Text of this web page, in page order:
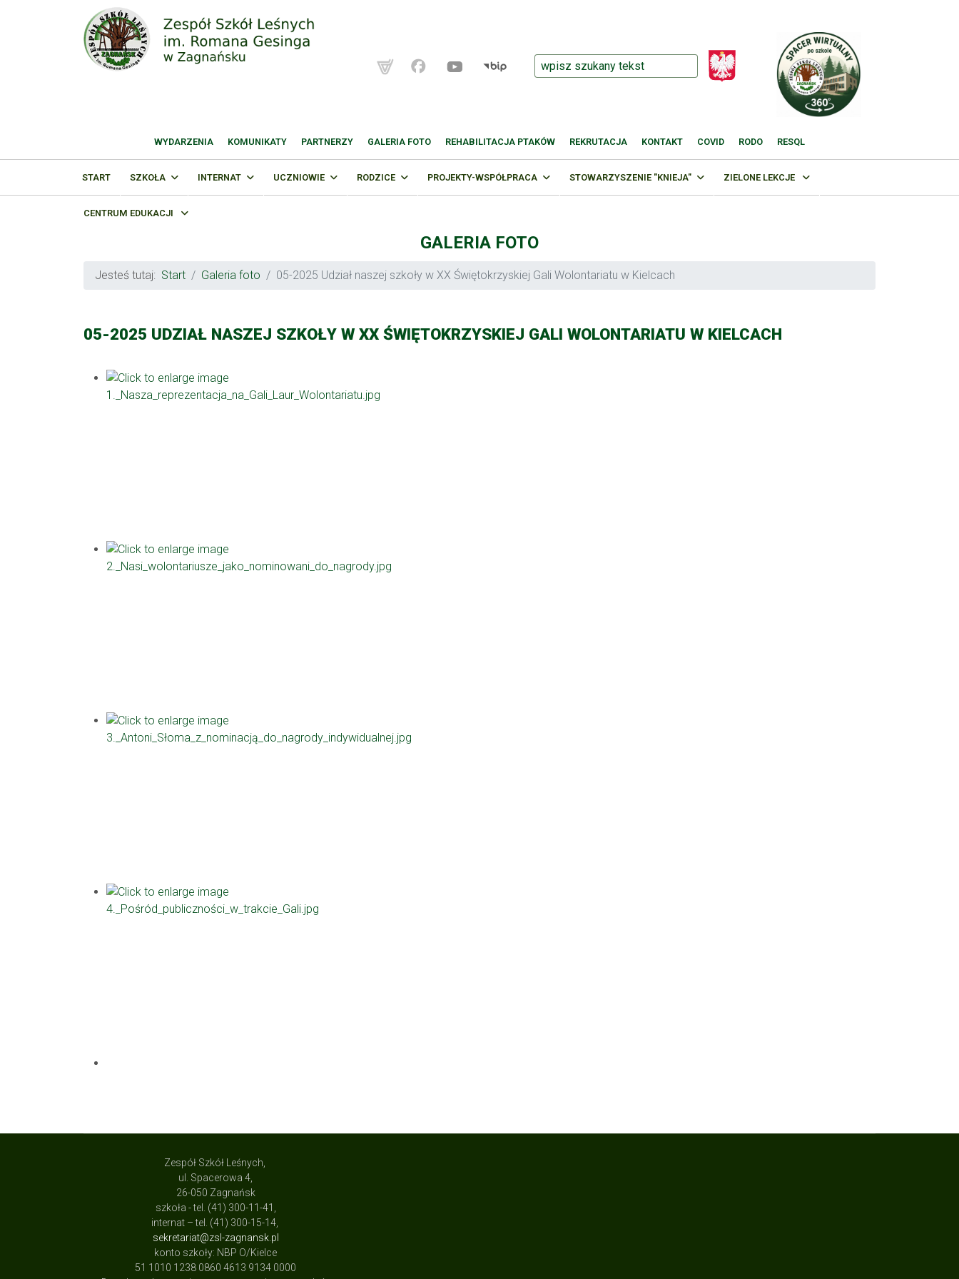
WYDARZENIA KOMUNIKATY PARTNERZY GALERIA FOTO REHABILITACJA PTAKÓW REKRUTACJA KONTAKT COVID RODO RESQL
START SZKOŁA INTERNAT UCZNIOWIE RODZICE PROJEKTY-WSPÓŁPRACA STOWARZYSZENIE "KNIEJA" ZIELONE LEKCJE
CENTRUM EDUKACJI
GALERIA FOTO
Jesteś tutaj: Start Galeria foto 05-2025 Udział naszej szkoły w XX Świętokrzyskiej Gali Wolontariatu w Kielcach
05-2025 UDZIAŁ NASZEJ SZKOŁY W XX ŚWIĘTOKRZYSKIEJ GALI WOLONTARIATU W KIELCACH
Zespół Szkół Leśnych,
ul. Spacerowa 4,
26-050 Zagnańsk
szkoła - tel. (41) 300-11-41,
internat – tel. (41) 300-15-14,
sekretariat@zsl-zagnansk.pl
konto szkoły: NBP O/Kielce
51 1010 1238 0860 4613 9134 0000